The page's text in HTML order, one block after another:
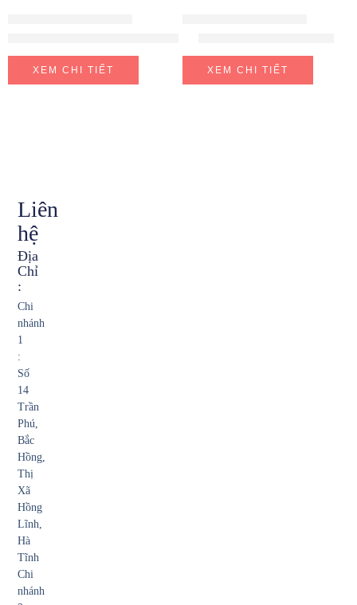
XEM CHI TIẾT XEM CHI TIẾT
Liên
hệ
Địa
Chỉ
:
Chi
nhánh
1
:
Số
14
Trần
Phú,
Bắc
Hồng,
Thị
Xã
Hồng
Lĩnh,
Hà
Tĩnh
Chi
nhánh